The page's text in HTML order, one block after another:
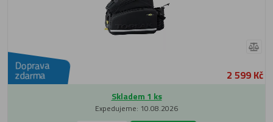
Doprava
zdarma 2 599 Kč
Skladem 1 ks
Expedujeme: 10.08.2026